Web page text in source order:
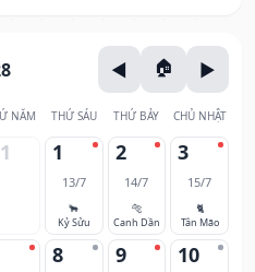
NĂM THỨ SÁU THỨ BẢY CHỦ NHẬT
1
13/7
🐂
Kỷ Sửu
2
14/7
🐅
Canh Dần
3
15/7
🐈
Tân Mão
8 9 10